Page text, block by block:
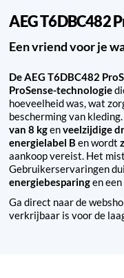
AEG T6DBC482
Een vriend voor je
De AEG T6DBC482
ProSense-technologie
hoeveelheid was, wat
bescherming van
van 8 kgenveelzijdige
energielabel B en wordt
aankoop vereist. Het
Gebruikerservaringen
energiebesparingen een
Ga direct naar de
verkrijbaar is voor de